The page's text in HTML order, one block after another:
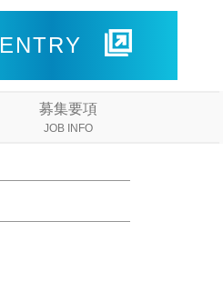
ENTRY
募集要項
JOB INFO